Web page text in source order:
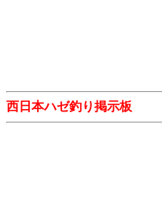
西日本ハゼ釣り掲示板